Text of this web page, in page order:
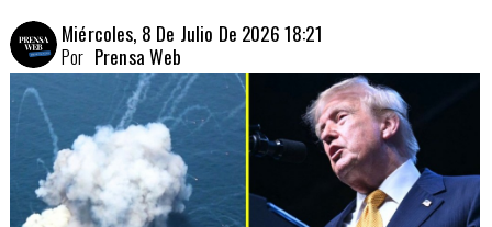
Miércoles, 8 De Julio De 2026 18:21
Prensa Web
Por